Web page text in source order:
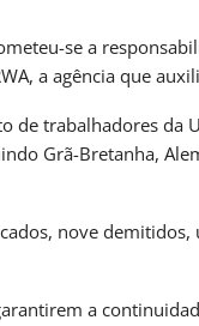
se a
a agência que
de trabalhadores da
Grã-Bretanha,
nove
a
Do Sul